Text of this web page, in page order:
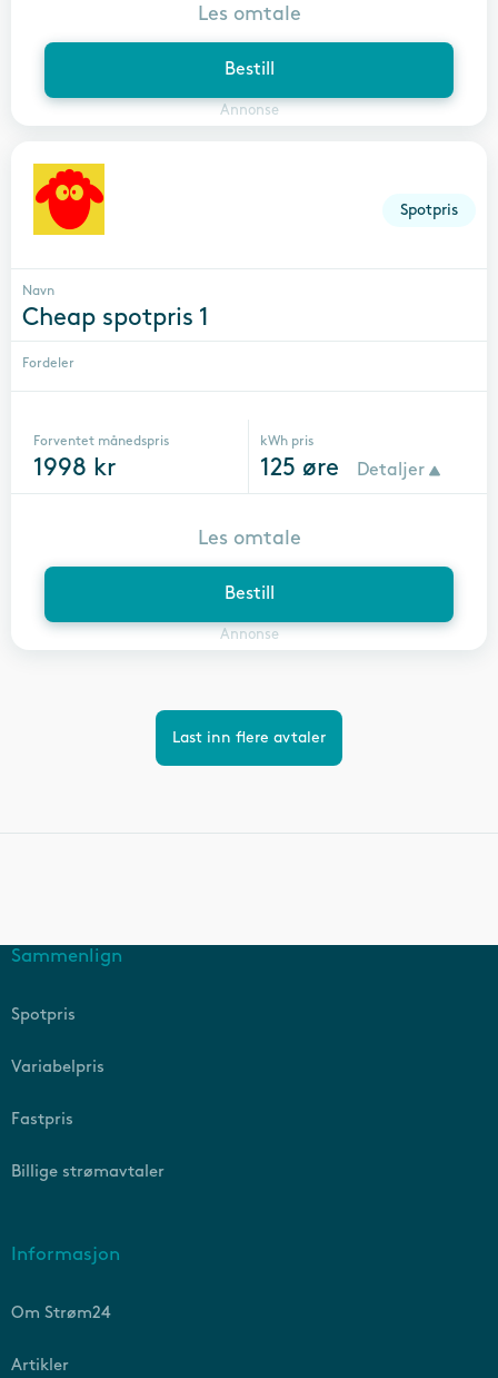
Bestill
Annonse
Les omtale
Spotpris
Navn
Cheap spotpris 1
Fordeler
Forventet månedspris
1998 kr
kWh pris
125 øre Detaljer
Bestill
Annonse
Les omtale
Last inn flere avtaler
Sammenlign
Spotpris
Variabelpris
Fastpris
Billige strømavtaler
Informasjon
Om Strøm24
Artikler